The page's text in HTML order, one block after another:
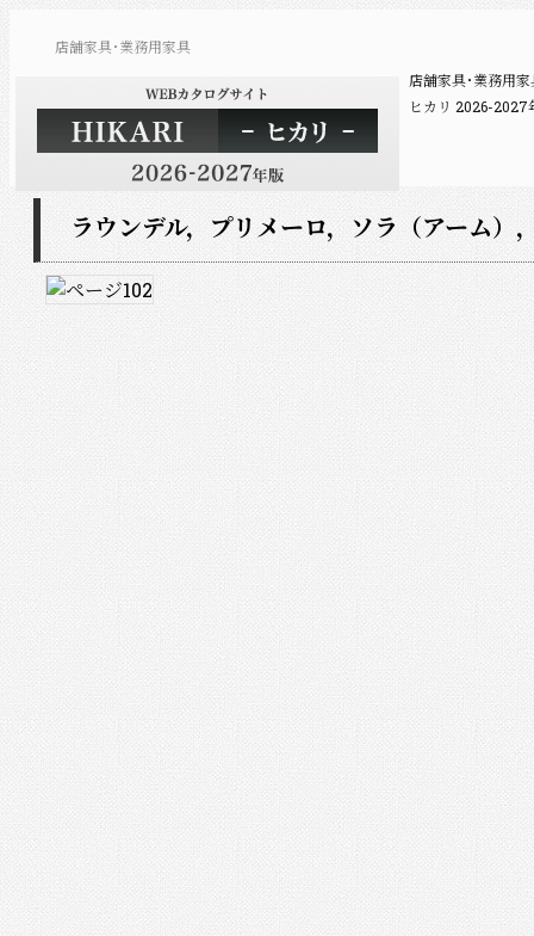
店舗家具･業務用家具
店舗家具･業務用
ヒカリ 2026-2027
ラウンデル，プリメーロ，ソラ（アーム）